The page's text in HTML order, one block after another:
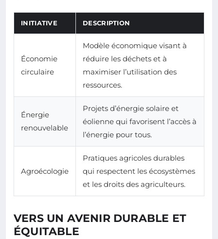
INITIATIVE DESCRIPTION
Économie
circulaire
Modèle économique visant à
réduire les déchets et à
maximiser l’utilisation des
ressources.
Énergie
renouvelable
Projets d’énergie solaire et
éolienne qui favorisent l’accès à
l’énergie pour tous.
Agroécologie
Pratiques agricoles durables
qui respectent les écosystèmes
et les droits des agriculteurs.
VERS UN AVENIR DURABLE ET
ÉQUITABLE